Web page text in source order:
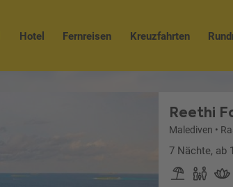
Hotel Fernreisen Kreuzfahrten
Reethi
Malediven •
7 Nächte, ab